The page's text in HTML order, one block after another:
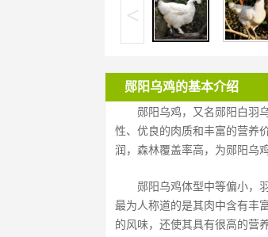
<
郧阳乌鸡的基本介绍
郧阳乌鸡，又名郧阳白羽
性、优良的肉质和丰富的营养
润，森林覆盖率高，为郧阳乌
郧阳乌鸡体型中等偏小，
最为人称道的是其肉中含有丰
的风味，还使其具有很高的营